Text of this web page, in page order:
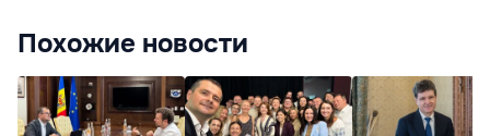
Похожие новости